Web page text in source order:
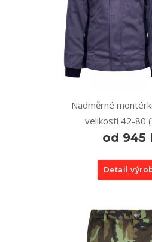
Nadměrné
velikosti 42-80
od 945
Detail